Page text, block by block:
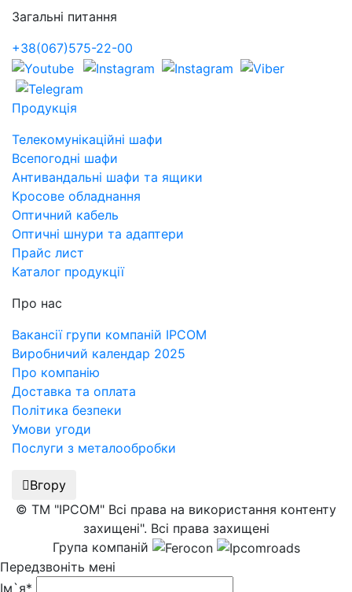
Загальні питання
+38(067)575-22-00
Продукція
Телекомунікаційні шафи
Всепогодні шафи
Антивандальні шафи та ящики
Кросове обладнання
Оптичний кабель
Оптичні шнури та адаптери
Прайс лист
Каталог продукції
Про нас
Вакансії групи компаній IPCOM
Виробничий календар 2025
Про компанію
Доставка та оплата
Політика безпеки
Умови угоди
Послуги з металообробки
Вгору
© ТМ "IPCOM" Всі права на використання контенту
захищені". Всі права захищені
Група компаній
Передзвоніть мені
Ім`я*